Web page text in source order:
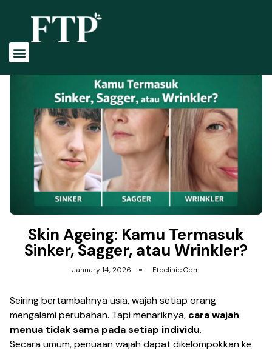
Skin Ageing: Kamu Termasuk
Sinker, Sagger, atau Wrinkler?
January 14, 2026 Ftpclinic.com
Seiring bertambahnya usia, wajah setiap orang
mengalami perubahan. Tapi menariknya, cara wajah
menua tidak sama pada setiap individu.
Secara umum, penuaan wajah dapat dikelompokkan ke